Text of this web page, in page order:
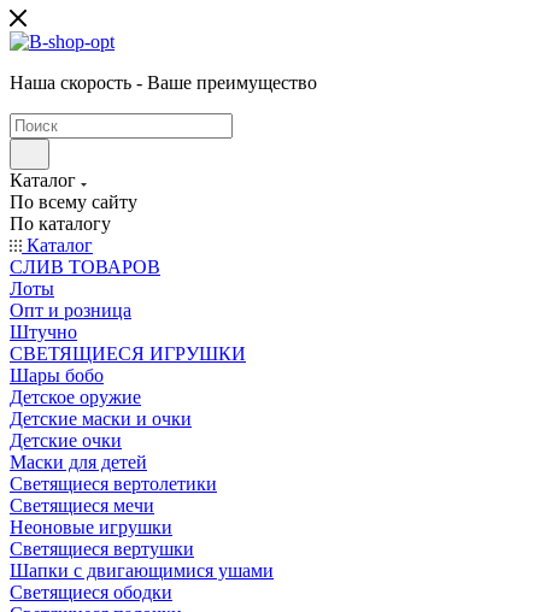
Наша скорость - Ваше преимущество
Каталог
По всему сайту
По каталогу
Каталог
CЛИВ ТОВАРОВ
Лоты
Опт и розница
Штучно
СВЕТЯЩИЕСЯ ИГРУШКИ
Шары бобо
Детское оружие
Детские маски и очки
Детские очки
Маски для детей
Светящиеся вертолетики
Светящиеся мечи
Неоновые игрушки
Светящиеся вертушки
Шапки с двигающимися ушами
Светящиеся ободки